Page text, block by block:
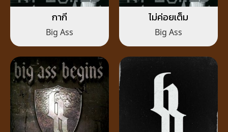
กากี
Big Ass
ไม่ค่อยเต็ม
Big Ass